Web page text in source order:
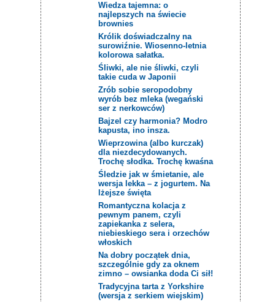
Wiedza tajemna: o
najlepszych na świecie
brownies
Królik doświadczalny na
surowiźnie. Wiosenno-letnia
kolorowa sałatka.
Śliwki, ale nie śliwki, czyli
takie cuda w Japonii
Zrób sobie seropodobny
wyrób bez mleka (wegański
ser z nerkowców)
Bajzel czy harmonia? Modro
kapusta, ino insza.
Wieprzowina (albo kurczak)
dla niezdecydowanych.
Trochę słodka. Trochę kwaśna
Śledzie jak w śmietanie, ale
wersja lekka – z jogurtem. Na
lżejsze święta
Romantyczna kolacja z
pewnym panem, czyli
zapiekanka z selera,
niebieskiego sera i orzechów
włoskich
Na dobry początek dnia,
szczególnie gdy za oknem
zimno – owsianka doda Ci sił!
Tradycyjna tarta z Yorkshire
(wersja z serkiem wiejskim)